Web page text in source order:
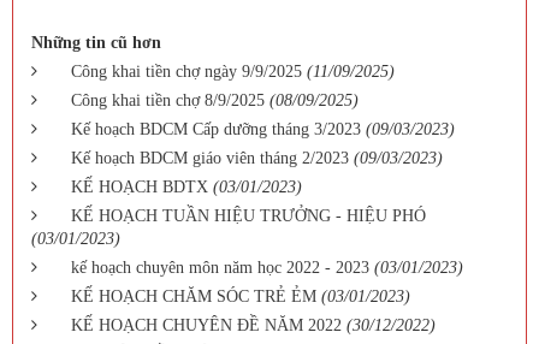
Những tin cũ hơn
Công khai tiền chợ ngày 9/9/2025 (11/09/2025)
Công khai tiền chợ 8/9/2025 (08/09/2025)
Kế hoạch BDCM Cấp dưỡng tháng 3/2023 (09/03/2023)
Kế hoạch BDCM giáo viên tháng 2/2023 (09/03/2023)
KẾ HOẠCH BDTX (03/01/2023)
KẾ HOẠCH TUẦN HIỆU TRƯỞNG - HIỆU PHÓ
(03/01/2023)
kế hoạch chuyên môn năm học 2022 - 2023 (03/01/2023)
KẾ HOẠCH CHĂM SÓC TRẺ ẺM (03/01/2023)
KẾ HOẠCH CHUYÊN ĐỀ NĂM 2022 (30/12/2022)